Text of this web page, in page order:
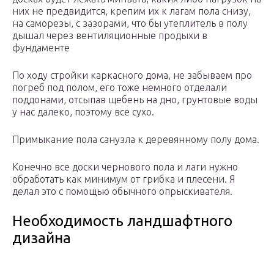
них не предвидится, крепим их к лагам пола снизу,
на саморезы, с зазорами, что бы утеплитель в полу
дышал через вентиляционные продыхи в
фундаменте
По ходу стройки каркасного дома, не забываем про
погреб под полом, его тоже немного отделали
поддонами, отсыпав щебень на дно, грунтовые воды
у нас далеко, поэтому все сухо.
Примыкание пола санузла к деревянному полу дома.
Конечно все доски чернового пола и лаги нужно
обработать как минимум от грибка и плесени. Я
делал это с помощью обычного опрыскивателя.
Необходимость ландшафтного
дизайна